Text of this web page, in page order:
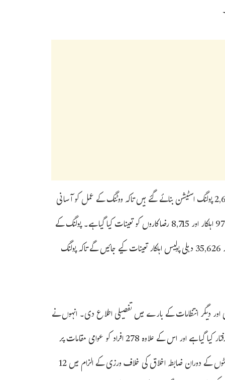
اس بار دہلی میں کل 13,766 پولنگ اسٹیشن بنائے گئے ہیں۔ دہلی میں 2,696 پولنگ اسٹیشن بنائے گئے ہیں تاکہ ووٹنگ کے عمل کو آسانی
سے انجام دیا جاسکے۔ انتخابات کے کامیاب انعقاد کے لیے مجموعی طور پر 97,955 اہلکار اور 8,715 رضاکاروں کو تعینات کیا گیا ہے۔ پولنگ کے
دن سنٹرل ریزرو پولیس فورس کی 220 کمپنیاں، 19,000 ہوم گارڈ جوان اور 35,626 دہلی پولیس اہلکار تعینات کیے جائیں گے تاکہ پولنگ
اور دیگر انتظامات کے بارے میں تفصیلی اطلاع دی۔ انہوں نے
کہا کہ گزشتہ 24 گھنٹوں میں انڈین سول ڈیفنس کوڈ کے تحت 340 افراد کو گرفتار کیا گیا ہے اور اس کے علاوہ 278 افراد کو عوامی مقامات پر
شراب پینے پر ایکسائز ایکٹ کے تحت گرفتار کیا گیا ہے۔ دہلی میں گزشتہ 24 گھنٹوں کے دوران ضابطہ اخلاق کی خلاف ورزی کے الزام میں 12